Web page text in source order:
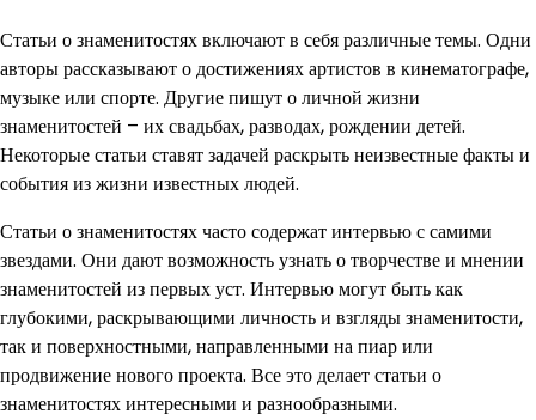
Статьи о знаменитостях включают в себя различные темы. Одни
авторы рассказывают о достижениях артистов в кинематографе,
музыке или спорте. Другие пишут о личной жизни
знаменитостей – их свадьбах, разводах, рождении детей.
Некоторые статьи ставят задачей раскрыть неизвестные факты и
события из жизни известных людей.
Статьи о знаменитостях часто содержат интервью с самими
звездами. Они дают возможность узнать о творчестве и мнении
знаменитостей из первых уст. Интервью могут быть как
глубокими, раскрывающими личность и взгляды знаменитости,
так и поверхностными, направленными на пиар или
продвижение нового проекта. Все это делает статьи о
знаменитостях интересными и разнообразными.